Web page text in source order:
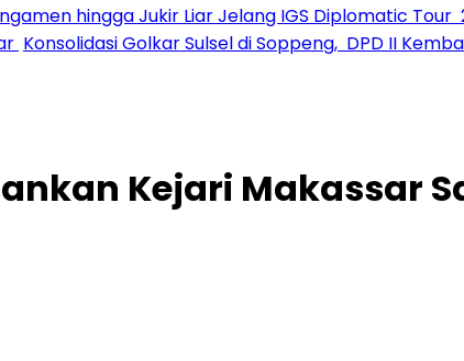
hingga Jukir Liar Jelang IGS Diplomatic Tour
Konsolidasi Golkar Sulsel di Soppeng, DPD II
Kejari Makassar